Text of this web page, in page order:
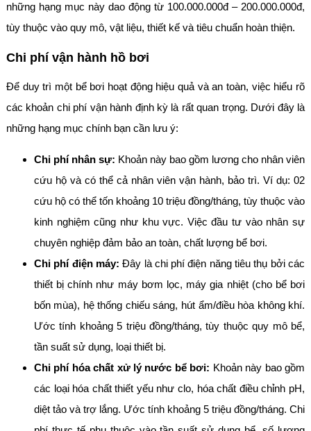
những hạng mục này dao động từ 100.000.000đ – 200.000.000đ,
tùy thuộc vào quy mô, vật liệu, thiết kế và tiêu chuẩn hoàn thiện.
Chi phí vận hành hồ bơi
Để duy trì một bể bơi hoạt động hiệu quả và an toàn, việc hiểu rõ
các khoản chi phí vận hành định kỳ là rất quan trọng. Dưới đây là
những hạng mục chính bạn cần lưu ý:
Chi phí nhân sự: Khoản này bao gồm lương cho nhân viên
cứu hộ và có thể cả nhân viên vận hành, bảo trì. Ví dụ: 02
cứu hộ có thể tốn khoảng 10 triệu đồng/tháng, tùy thuộc vào
kinh nghiệm cũng như khu vực. Việc đầu tư vào nhân sự
chuyên nghiệp đảm bảo an toàn, chất lượng bể bơi.
Chi phí điện máy: Đây là chi phí điện năng tiêu thụ bởi các
thiết bị chính như máy bơm lọc, máy gia nhiệt (cho bể bơi
bốn mùa), hệ thống chiếu sáng, hút ẩm/điều hòa không khí.
Ước tính khoảng 5 triệu đồng/tháng, tùy thuộc quy mô bể,
tần suất sử dụng, loại thiết bị.
Chi phí hóa chất xử lý nước bể bơi: Khoản này bao gồm
các loại hóa chất thiết yếu như clo, hóa chất điều chỉnh pH,
diệt tảo và trợ lắng. Ước tính khoảng 5 triệu đồng/tháng. Chi